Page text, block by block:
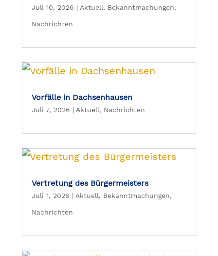
Juli 10, 2026 | Aktuell, Bekanntmachungen,
Nachrichten
Vorfälle in Dachsenhausen
Juli 7, 2026 | Aktuell, Nachrichten
Vertretung des Bürgermeisters
Juli 1, 2026 | Aktuell, Bekanntmachungen,
Nachrichten